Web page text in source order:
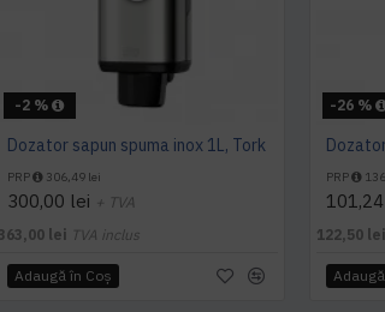
-2 %
Dozator sapun spuma inox 1L, Tork
PRP 306,49 lei
300,00 lei + TVA
lei TVA inclus
Adaugă în Coş
-26 %
PRP
122,50 lei